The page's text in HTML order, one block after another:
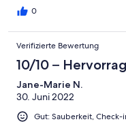
0
Verifizierte Bewertung
10/10 –
Jane-Marie N.
30. Juni 2022
Gut: Sauberkeit,